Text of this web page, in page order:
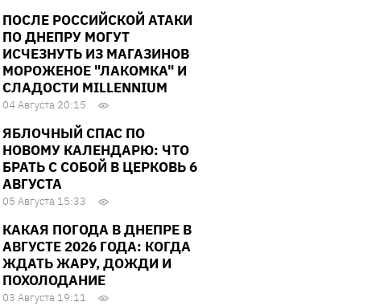
ПОСЛЕ РОССИЙСКОЙ АТАКИ
ПО ДНЕПРУ МОГУТ
ИСЧЕЗНУТЬ ИЗ МАГАЗИНОВ
МОРОЖЕНОЕ "ЛАКОМКА" И
СЛАДОСТИ MILLENNIUM
04 Августа 20:15
ЯБЛОЧНЫЙ СПАС ПО
НОВОМУ КАЛЕНДАРЮ: ЧТО
БРАТЬ С СОБОЙ В ЦЕРКОВЬ 6
АВГУСТА
05 Августа 15:33
КАКАЯ ПОГОДА В ДНЕПРЕ В
АВГУСТЕ 2026 ГОДА: КОГДА
ЖДАТЬ ЖАРУ, ДОЖДИ И
ПОХОЛОДАНИЕ
03 Августа 19:11